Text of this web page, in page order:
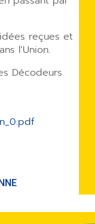
reçues et
l’Union.
Décodeurs